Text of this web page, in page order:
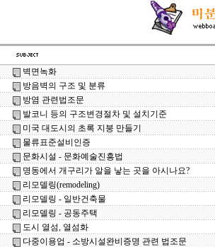
벽면녹화
방음벽의 구조 및 분류
방염 관련법조문
발코니 등의 구조변경절차 및 설치기준
미국 대도시의 초록 지붕 만들기
물류표준설비인증
문화시설 - 문화예술진흥법
명동에서 개구리가 알을 낳는 곳을 아시나요?
리모델링(remodeling)
리모델링 - 일반건축물
리모델링 - 공동주택
도시 열섬, 열섬화
다중이용업 - 소방시설완비증명 관련 법조문